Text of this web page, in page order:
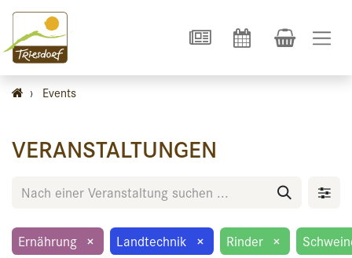
› Events
VERANSTALTUNGEN
Ernährung × Landtechnik × Rinder ×